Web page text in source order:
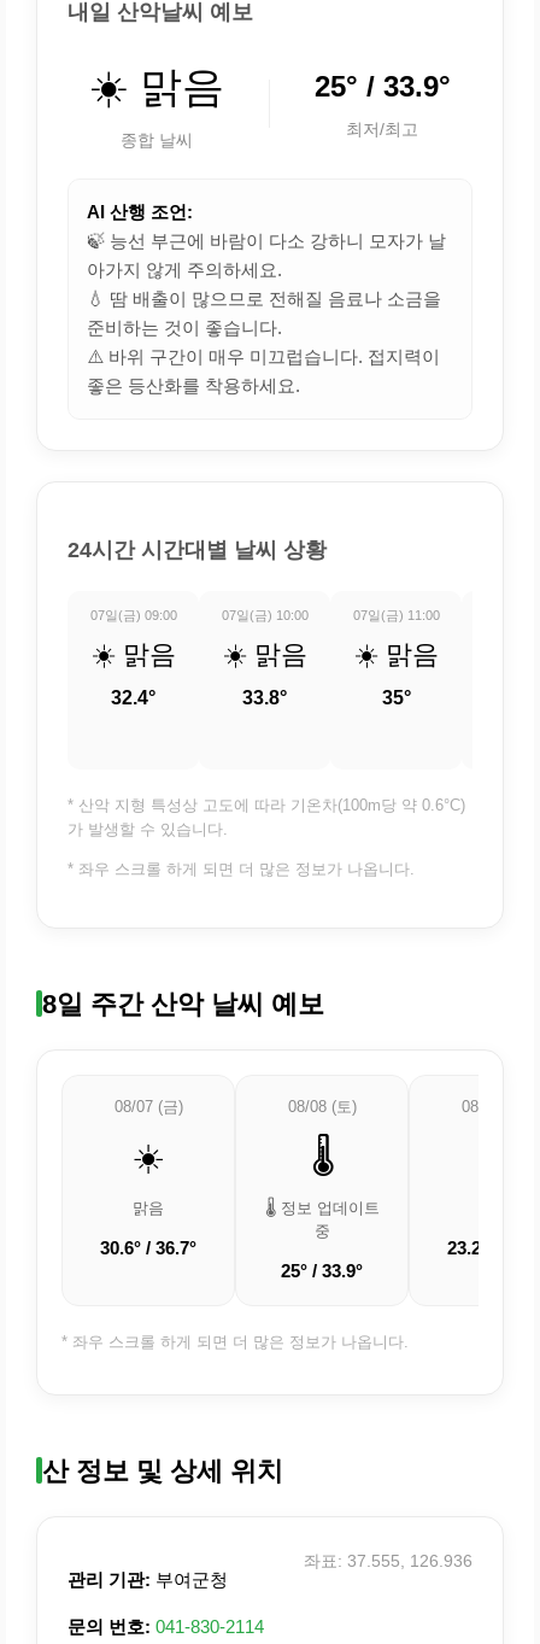
내일 산악날씨 예보
☀️ 맑음
종합 날씨
25° / 33.9°
최저/최고
AI 산행 조언:
🍃 능선 부근에 바람이 다소 강하니 모자가 날
아가지 않게 주의하세요.
💧 땀 배출이 많으므로 전해질 음료나 소금을
준비하는 것이 좋습니다.
⚠️ 바위 구간이 매우 미끄럽습니다. 접지력이
좋은 등산화를 착용하세요.
24시간 시간대별 날씨 상황
07일(금) 09:00
☀️ 맑음
32.4°
07일(금) 10:00
☀️ 맑음
33.8°
07일(금) 11:00
☀️ 맑음
35°
* 산악 지형 특성상 고도에 따라 기온차(100m당 약 0.6°C)
가 발생할 수 있습니다.
* 좌우 스크롤 하게 되면 더 많은 정보가 나옵니다.
8일 주간 산악 날씨 예보
08/07 (금)
☀️
맑음
30.6° / 36.7°
08/08 (토)
🌡️
🌡️ 정보 업데이트
중
25° / 33.9°
08/09 (일)
23.2° /
* 좌우 스크롤 하게 되면 더 많은 정보가 나옵니다.
산 정보 및 상세 위치
관리 기관: 부여군청
문의 번호: 041-830-2114
좌표: 37.555, 126.936